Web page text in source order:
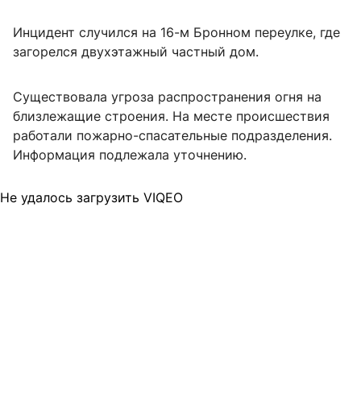
Инцидент случился на 16-м Бронном переулке, где
загорелся двухэтажный частный дом.
Существовала угроза распространения огня на
близлежащие строения. На месте происшествия
работали пожарно-спасательные подразделения.
Информация подлежала уточнению.
Не удалось загрузить VIQEO